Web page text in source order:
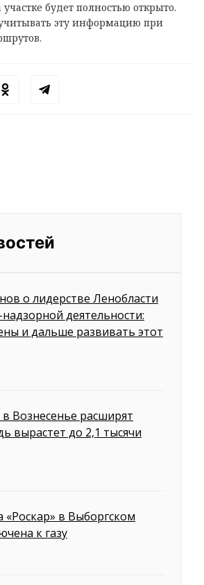
будет полностью открыто.
эту информацию при
о лидерстве Ленобласти
деятельности:
и дальше развивать этот
Вознесенье расширят
вырастет до 2,1 тысячи
в Выборгском
к газу